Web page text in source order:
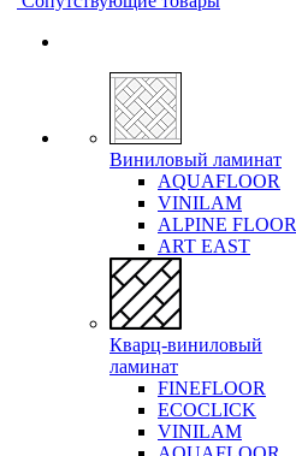
Виниловый ламинат
AQUAFLOOR
VINILAM
ALPINE FLOOR
ART EAST
Кварц-виниловый
ламинат
FINEFLOOR
ECOCLICK
VINILAM